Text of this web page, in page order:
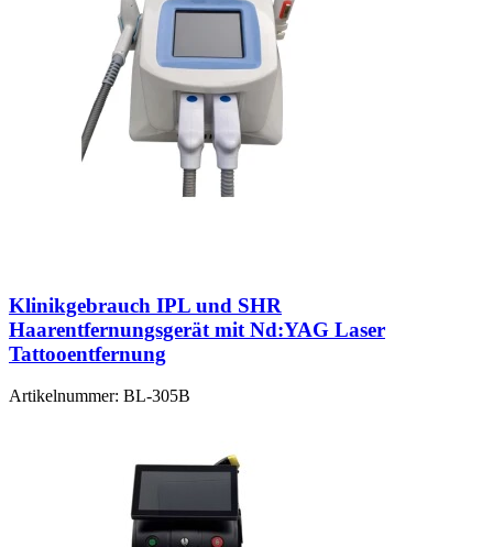
Klinikgebrauch IPL und SHR
Haarentfernungsgerät mit Nd:YAG Laser
Tattooentfernung
Artikelnummer: BL-305B